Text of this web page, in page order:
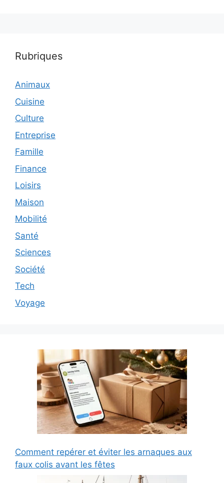
Rubriques
Animaux
Cuisine
Culture
Entreprise
Famille
Finance
Loisirs
Maison
Mobilité
Santé
Sciences
Société
Tech
Voyage
Comment repérer et éviter les arnaques aux
faux colis avant les fêtes